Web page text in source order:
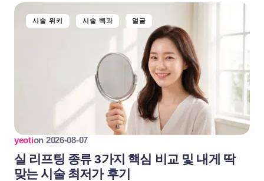
시술 위키 시술 백과 얼굴
yeotion 2026-08-07
실 리프팅 종류 3가지 핵심 비교 및 내게 딱
맞는 시술 최저가 후기